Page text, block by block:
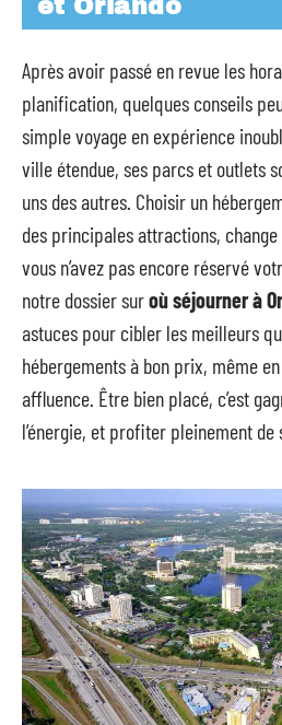
et Orlando
Après avoir passé en revue les
planification, quelques conseils
simple voyage en expérience
ville étendue, ses parcs et outlets
uns des autres. Choisir un
des principales attractions,
vous n’avez pas encore réservé
notre dossier suroù séjourner à
astuces pour cibler les meilleurs
hébergements à bon prix, même
affluence. Être bien placé, c’est
l’énergie, et profiter pleinement de